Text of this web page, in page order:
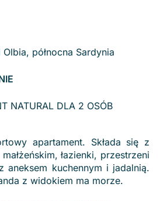
północna Sardynia
NATURAL DLA 2 OSÓB
apartament. Składa się z
łazienki, przestrzeni
aneksem kuchennym i jadalnią.
z widokiem ma morze.